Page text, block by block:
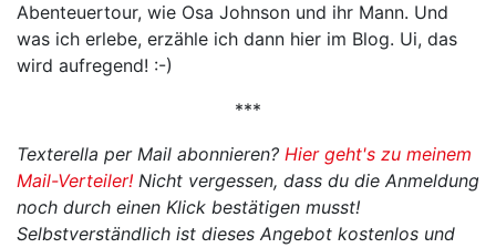
Abenteuertour, wie Osa Johnson und ihr Mann. Und
was ich erlebe, erzähle ich dann hier im Blog. Ui, das
wird aufregend! :-)
***
Texterella per Mail abonnieren? Hier geht's zu meinem
Mail-Verteiler! Nicht vergessen, dass du die Anmeldung
noch durch einen Klick bestätigen musst!
Selbstverständlich ist dieses Angebot kostenlos und